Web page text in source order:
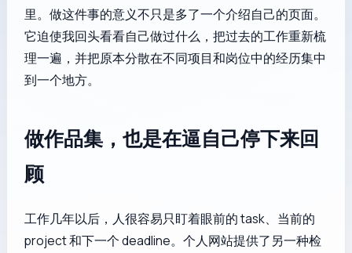
里。做这件事的意义不只是多了一个介绍自己的页面。
它迫使我回头看看自己做过什么，把过去的工作重新梳
理一遍，并把原本分散在不同项目和岗位中的经历集中
到一个地方。
做作品集，也是在逼自己停下来回
顾
工作几年以后，人很容易只盯着眼前的 task、当前的
project 和下一个 deadline。个人网站提供了另一种检